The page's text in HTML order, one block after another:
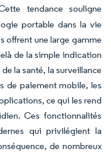
tendance souligne
portable dans la vie
offrent une large gamme
de la simple indication
la santé, la surveillance
de paiement mobile, les
ce qui les rend
Ces fonctionnalités
qui privilégient la
de nombreux